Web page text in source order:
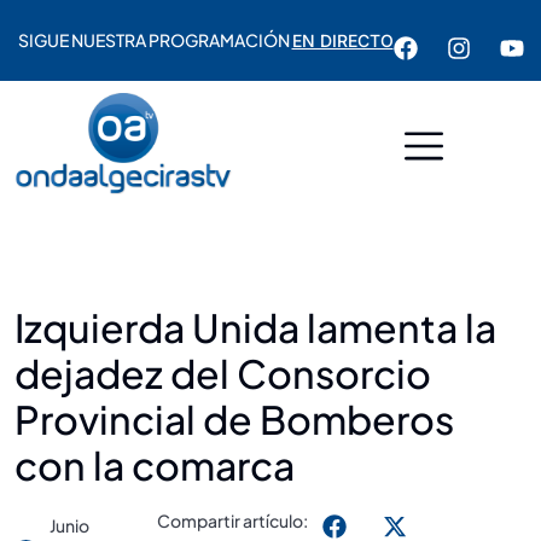
SIGUE NUESTRA PROGRAMACIÓNEN DIRECTO
Izquierda Unida lamenta la
dejadez del Consorcio
Provincial de Bomberos
con la comarca
Junio
Compartir artículo: